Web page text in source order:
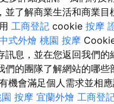
並了解商業生活和商業目
工商登記 cookie 按摩
式外燴 桃園 按摩
訊息，並在您返回我們的
們的團隊了解網站的哪些
機會滿足個人需求並相
按摩 宜蘭外燴 工商登